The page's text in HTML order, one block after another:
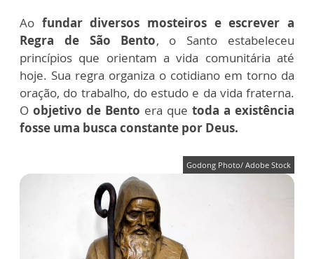
Ao fundar diversos mosteiros e escrever a
Regra de São Bento, o Santo estabeleceu
princípios que orientam a vida comunitária até
hoje. Sua regra organiza o cotidiano em torno da
oração, do trabalho, do estudo e da vida fraterna.
O objetivo de Bento era que toda a existência
fosse uma busca constante por Deus.
Godong Photo/ Adobe Stock